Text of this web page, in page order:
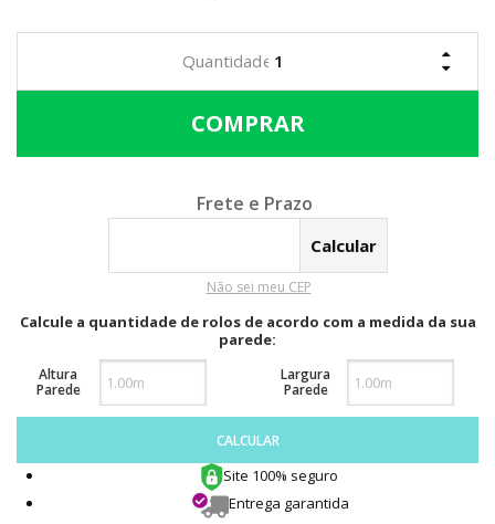
Calcular o Frete
Não sei meu CEP
Calcule a quantidade de rolos de acordo com a medida da sua
parede:
Altura
Parede
Largura
Parede
CALCULAR
Site 100% seguro
Entrega garantida